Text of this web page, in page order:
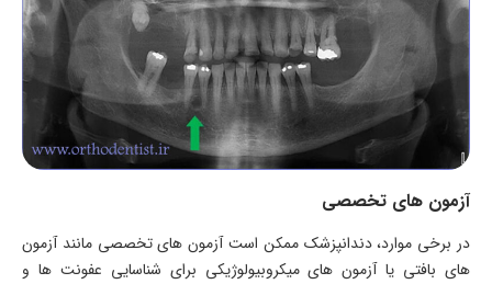
آزمون های تخصصی
در برخی موارد، دندانپزشک ممکن است آزمون های تخصصی مانند آزمون
های بافتی یا آزمون های میکروبیولوژیکی برای شناسایی عفونت ها و